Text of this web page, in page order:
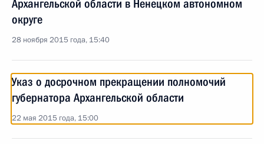
Архангельской области в Ненецком автономном
округе
28 ноября 2015 года, 15:40
Указ о досрочном прекращении полномочий
губернатора Архангельской области
22 мая 2015 года, 15:00